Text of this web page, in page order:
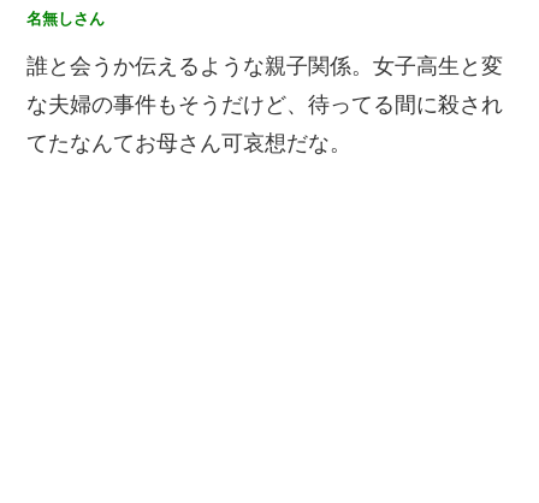
名無しさん
誰と会うか伝えるような親子関係。女子高生と変
な夫婦の事件もそうだけど、待ってる間に殺され
てたなんてお母さん可哀想だな。